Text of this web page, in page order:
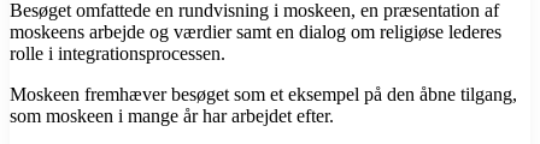
Besøget omfattede en rundvisning i moskeen, en præsentation af
moskeens arbejde og værdier samt en dialog om religiøse lederes
rolle i integrationsprocessen.
Moskeen fremhæver besøget som et eksempel på den åbne tilgang,
som moskeen i mange år har arbejdet efter.